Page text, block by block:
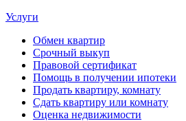
Услуги
Обмен квартир
Срочный выкуп
Правовой сертификат
Помощь в получении ипотеки
Продать квартиру, комнату
Сдать квартиру или комнату
Оценка недвижимости